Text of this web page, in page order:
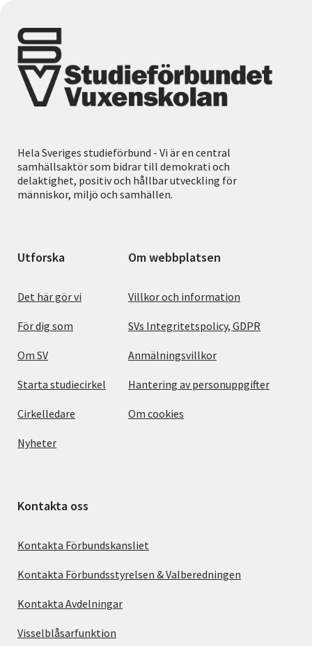
Hela Sveriges studieförbund - Vi är en central
samhällsaktör som bidrar till demokrati och
delaktighet, positiv och hållbar utveckling för
människor, miljö och samhällen.
Utforska
Det här gör vi
För dig som
Om SV
Starta studiecirkel
Cirkelledare
Nyheter
Om webbplatsen
Villkor och information
SVs Integritetspolicy, GDPR
Anmälningsvillkor
Hantering av personuppgifter
Om cookies
Kontakta oss
Kontakta Förbundskansliet
Kontakta Förbundsstyrelsen & Valberedningen
Kontakta Avdelningar
Visselblåsarfunktion